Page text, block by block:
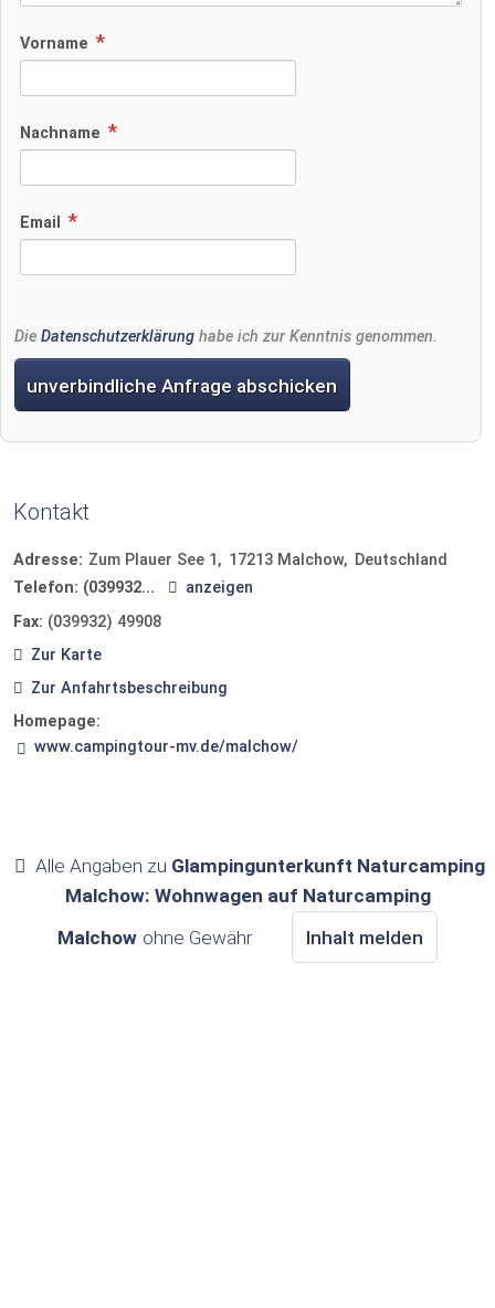
Vorname
Nachname
Email
Die Datenschutzerklärung habe ich zur Kenntnis genommen.
unverbindliche Anfrage abschicken
Kontakt
Adresse: Zum Plauer See 1 17213 Malchow
Deutschland
Telefon: (039932...
anzeigen
Fax: (039932) 49908
Zur Karte
Zur Anfahrtsbeschreibung
Homepage:
www.campingtour-mv.de/malchow/
Alle Angaben zu Glampingunterkunft Naturcamping
Malchow: Wohnwagen auf Naturcamping
Malchow ohne Gewähr Inhalt melden